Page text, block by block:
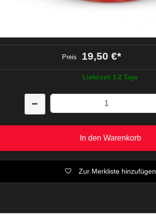
Preis 19,50 €*
Lieferzeit 1-2 Tage
In den Warenkorb
Zur Merkliste hinzufügen